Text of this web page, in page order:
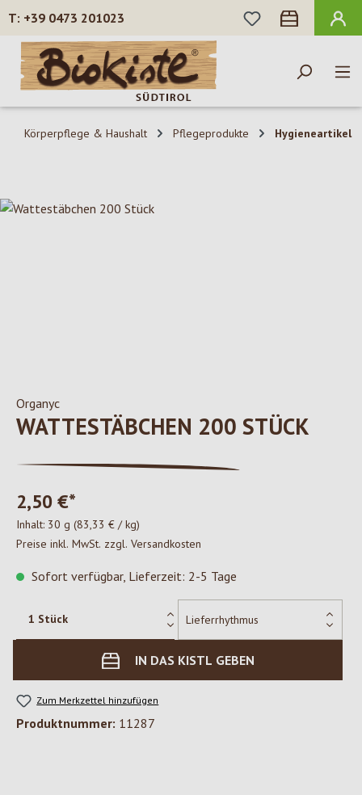
Zum Hauptinhalt springen
+39 0473 201023
DU HAST 0
Körperpflege & Haushalt Pflegeprodukte Hygieneartikel
Bildergalerie überspringen
Organyc
WATTESTÄBCHEN 200 STÜCK
2,50 €*
Inhalt: 30 g (83,33 € / kg)
Preise inkl. MwSt. zzgl. Versandkosten
Sofort verfügbar, Lieferzeit: 2-5 Tage
IN DAS KISTL GEBEN
Zum Merkzettel hinzufügen
Produktnummer: 11287